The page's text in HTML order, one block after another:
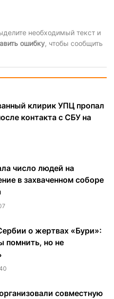
необходимый текст и
ошибку, чтобы сообщить
клирик УПЦ пропал
контакта с СБУ на
число людей на
в захваченном соборе
о жертвах «Бури»:
но не
совместную